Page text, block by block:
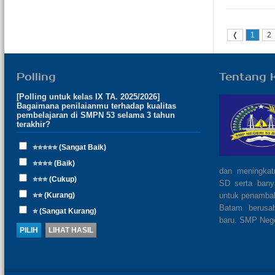
❬ 1 2
Polling
[Polling untuk kelas IX TA. 2025/2026]
Bagaimana penilaianmu terhadap kualitas
pembelajaran di SMPN 53 selama 3 tahun
terakhir?
⭐⭐⭐⭐⭐ (Sangat Baik)
⭐⭐⭐⭐ (Baik)
⭐⭐⭐ (Cukup)
⭐⭐ (Kurang)
⭐ (Sangat Kurang)
Tentang
dan
SD serta
untuk
Batam
baru. SMP